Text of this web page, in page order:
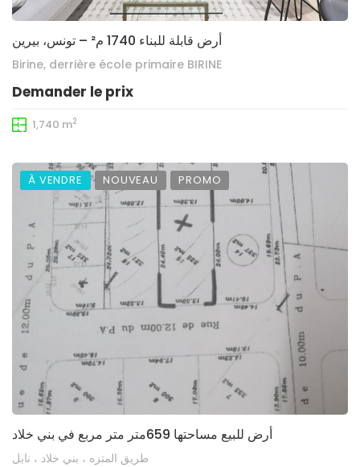
أرض قابلة للبناء 1740 م² – تونس، بيرين
Birine, derrière école primaire BIRINE
Demander le prix
1,740 m2
À VENDRE NOUVEAU PROMO
أرض للبيع مساحتها 659متر متر مربع في بني خلاد
طريق المتزه ، بني خلاد ، نابل